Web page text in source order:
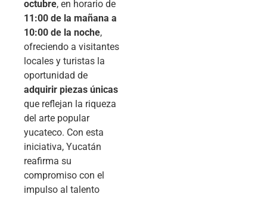
octubre, en horario de
11:00 de la mañana a
10:00 de la noche,
ofreciendo a visitantes
locales y turistas la
oportunidad de
adquirir piezas únicas
que reflejan la riqueza
del arte popular
yucateco. Con esta
iniciativa, Yucatán
reafirma su
compromiso con el
impulso al talento